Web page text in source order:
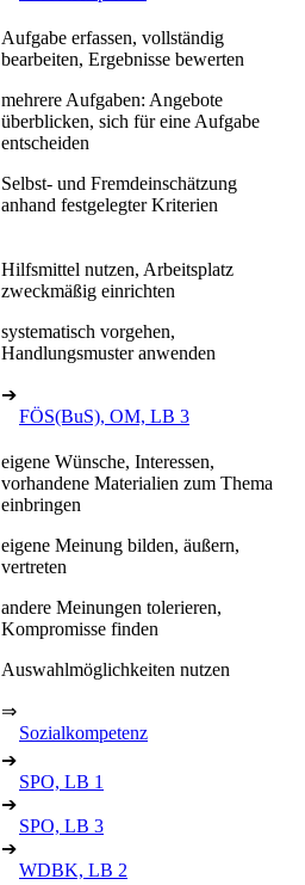
Aufgabe erfassen, vollständig
bearbeiten, Ergebnisse bewerten
mehrere Aufgaben: Angebote
überblicken, sich für eine Aufgabe
entscheiden
Selbst- und Fremdeinschätzung
anhand festgelegter Kriterien
Hilfsmittel nutzen, Arbeitsplatz
zweckmäßig einrichten
systematisch vorgehen,
Handlungsmuster anwenden
➔
FÖS(BuS), OM, LB 3
eigene Wünsche, Interessen,
vorhandene Materialien zum Thema
einbringen
eigene Meinung bilden, äußern,
vertreten
andere Meinungen tolerieren,
Kompromisse finden
Auswahlmöglichkeiten nutzen
⇒
Sozialkompetenz
➔
SPO, LB 1
➔
SPO, LB 3
➔
WDBK, LB 2